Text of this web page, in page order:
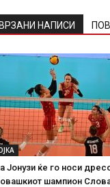
НАПИСИ
Јонузи ќе го носи
шампион